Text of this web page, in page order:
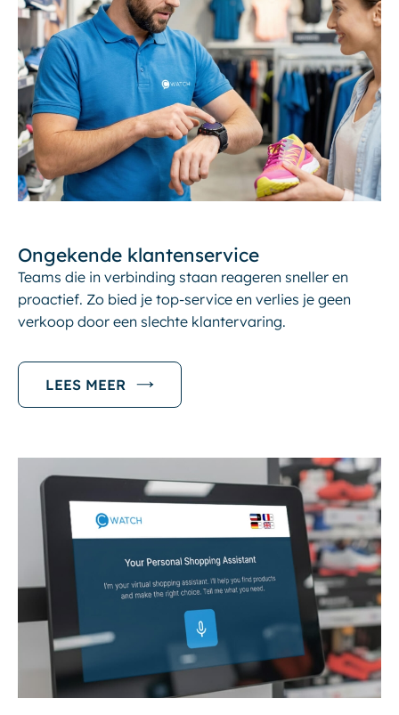
Ongekende klantenservice
Teams die in verbinding staan reageren sneller en
proactief. Zo bied je top-service en verlies je geen
verkoop door een slechte klantervaring.
LEES MEER